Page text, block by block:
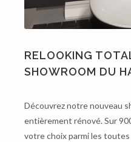
RELOOKING
SHOWROOM DU
Découvrez notre nouveau
entièrement rénové. Sur
votre choix parmi les